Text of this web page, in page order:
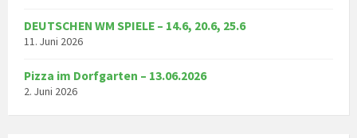
DEUTSCHEN WM SPIELE – 14.6, 20.6, 25.6
11. Juni 2026
Pizza im Dorfgarten – 13.06.2026
2. Juni 2026